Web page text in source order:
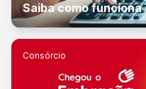
Saiba como
Consórcio